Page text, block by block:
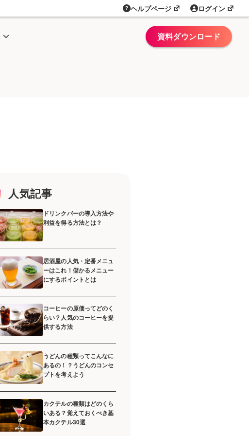
ヘルプページ ログイン
資料ダウンロード
人気記事
ドリンクバーの導入方法や
利益を得る方法とは？
居酒屋の人気・定番メニュ
ーはこれ！儲かるメニュー
にするポイントとは
コーヒーの原価ってどのく
らい？人気のコーヒーを提
供する方法
うどんの種類ってこんなに
あるの！？うどんのコンセ
プトを考えよう
カクテルの種類はどのくら
いある？覚えておくべき基
本カクテル30選